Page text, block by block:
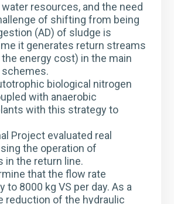
resources, and the need
of shifting from being
(AD) of sludge is
it generates return streams
energy cost) in the main
biological nitrogen
with anaerobic
with this strategy to
Project evaluated real
the operation of
in the return line.
that the flow rate
8000 kg VS per day. As a
reduction of the hydraulic